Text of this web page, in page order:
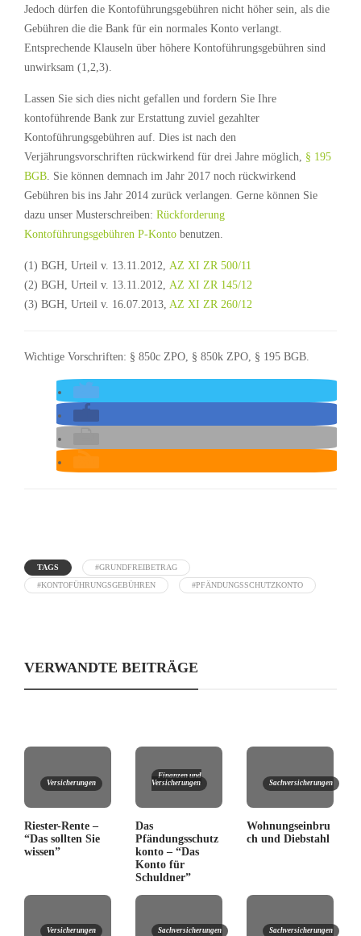
Jedoch dürfen die Kontoführungsgebühren nicht höher sein, als die
Gebühren die die Bank für ein normales Konto verlangt.
Entsprechende Klauseln über höhere Kontoführungsgebühren sind
unwirksam (1,2,3).
Lassen Sie sich dies nicht gefallen und fordern Sie Ihre
kontoführende Bank zur Erstattung zuviel gezahlter
Kontoführungsgebühren auf. Dies ist nach den
Verjährungsvorschriften rückwirkend für drei Jahre möglich, § 195
BGB. Sie können demnach im Jahr 2017 noch rückwirkend
Gebühren bis ins Jahr 2014 zurück verlangen. Gerne können Sie
dazu unser Musterschreiben: Rückforderung
Kontoführungsgebühren P-Konto benutzen.
(1) BGH, Urteil v. 13.11.2012, AZ XI ZR 500/11
(2) BGH, Urteil v. 13.11.2012, AZ XI ZR 145/12
(3) BGH, Urteil v. 16.07.2013, AZ XI ZR 260/12
Wichtige Vorschriften: § 850c ZPO, § 850k ZPO, § 195 BGB.
TAGS
#GRUNDFREIBETRAG
#KONTOFÜHRUNGSGEBÜHREN
#PFÄNDUNGSSCHUTZKONTO
VERWANDTE BEITRÄGE
Versicherungen
Riester-Rente –
“Das sollten Sie
wissen”
Finanzen und
Versicherungen
Das
Pfändungsschutz
konto – “Das
Konto für
Schuldner”
Sachversicherungen
Wohnungseinbru
ch und Diebstahl
Versicherungen Sachversicherungen Sachversicherungen